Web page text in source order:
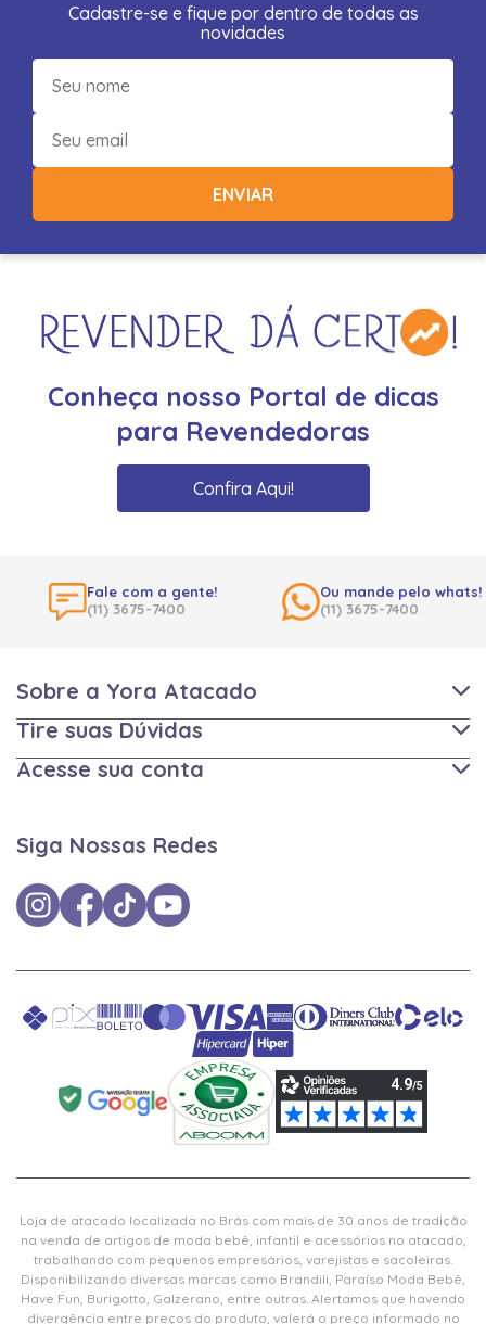
Cadastre-se e fique por dentro de todas as
novidades
ENVIAR
Conheça nosso Portal de dicas
para Revendedoras
Confira Aqui!
Fale com a gente!
(11) 3675-7400
Ou mande pelo whats!
(11) 3675-7400
Sobre a Yora Atacado
Tire suas Dúvidas
Acesse sua conta
Siga Nossas Redes
Loja de atacado localizada no Brás com mais de 30 anos de tradição
na venda de artigos de moda bebê, infantil e acessórios no atacado,
trabalhando com pequenos empresários, varejistas e sacoleiras.
Disponibilizando diversas marcas como Brandili, Paraíso Moda Bebê,
Have Fun, Burigotto, Galzerano, entre outras. Alertamos que havendo
divergência entre preços do produto, valerá o preço informado no